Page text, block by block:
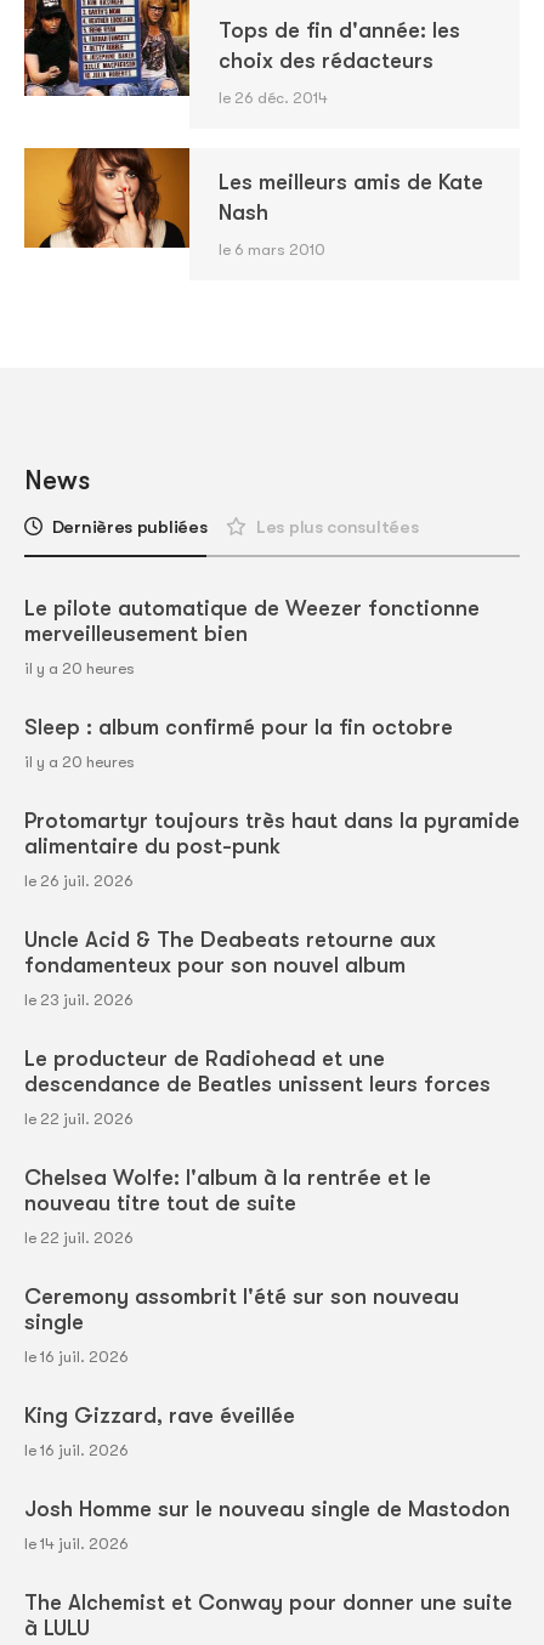
Tops de fin d'année: les
choix des rédacteurs
le 26 déc. 2014
Les meilleurs amis de Kate
Nash
le 6 mars 2010
News
Dernières publiées Les plus consultées
Le pilote automatique de Weezer fonctionne
merveilleusement bien
il y a 20 heures
Sleep : album confirmé pour la fin octobre
il y a 20 heures
Protomartyr toujours très haut dans la pyramide
alimentaire du post-punk
le 26 juil. 2026
Uncle Acid & The Deabeats retourne aux
fondamenteux pour son nouvel album
le 23 juil. 2026
Le producteur de Radiohead et une
descendance de Beatles unissent leurs forces
le 22 juil. 2026
Chelsea Wolfe: l'album à la rentrée et le
nouveau titre tout de suite
le 22 juil. 2026
Ceremony assombrit l'été sur son nouveau
single
le 16 juil. 2026
King Gizzard, rave éveillée
le 16 juil. 2026
Josh Homme sur le nouveau single de Mastodon
le 14 juil. 2026
The Alchemist et Conway pour donner une suite
à LULU